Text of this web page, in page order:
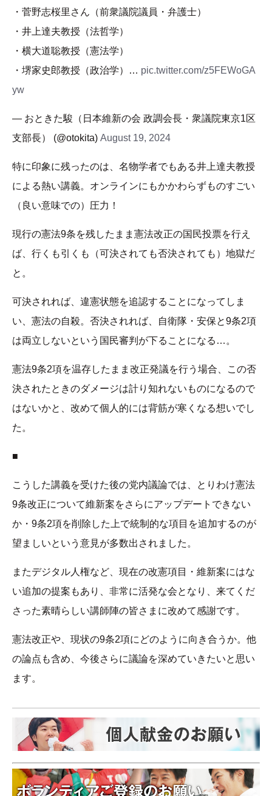
・菅野志桜里さん（前衆議院議員・弁護士）
・井上達夫教授（法哲学）
・横大道聡教授（憲法学）
・堺家史郎教授（政治学）… pic.twitter.com/z5FEWoGA
yw
— おときた駿（日本維新の会 政調会長・衆議院東京1区
支部長） (@otokita) August 19, 2024
特に印象に残ったのは、名物学者でもある井上達夫教授
による熱い講義。オンラインにもかかわらずものすごい
（良い意味での）圧力！
現行の憲法9条を残したまま憲法改正の国民投票を行え
ば、行くも引くも（可決されても否決されても）地獄だ
と。
可決されれば、違憲状態を追認することになってしま
い、憲法の自殺。否決されれば、自衛隊・安保と9条2項
は両立しないという国民審判が下ることになる…。
憲法9条2項を温存したまま改正発議を行う場合、この否
決されたときのダメージは計り知れないものになるので
はないかと、改めて個人的には背筋が寒くなる想いでし
た。
■
こうした講義を受けた後の党内議論では、とりわけ憲法
9条改正について維新案をさらにアップデートできない
か・9条2項を削除した上で統制的な項目を追加するのが
望ましいという意見が多数出されました。
またデジタル人権など、現在の改憲項目・維新案にはな
い追加の提案もあり、非常に活発な会となり、来てくだ
さった素晴らしい講師陣の皆さまに改めて感謝です。
憲法改正や、現状の9条2項にどのように向き合うか。他
の論点も含め、今後さらに議論を深めていきたいと思い
ます。